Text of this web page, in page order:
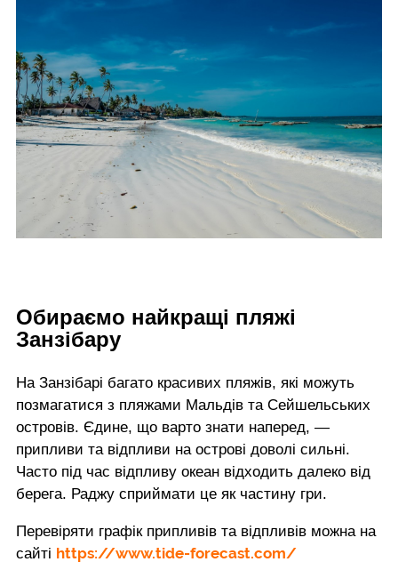
Обираємо найкращі пляжі
Занзібару
На Занзібарі багато красивих пляжів, які можуть
позмагатися з пляжами Мальдів та Сейшельських
островів. Єдине, що варто знати наперед, —
припливи та відпливи на острові доволі сильні.
Часто під час відпливу океан відходить далеко від
берега. Раджу сприймати це як частину гри.
Перевіряти графік припливів та відпливів можна на
сайті https://www.tide-forecast.com/